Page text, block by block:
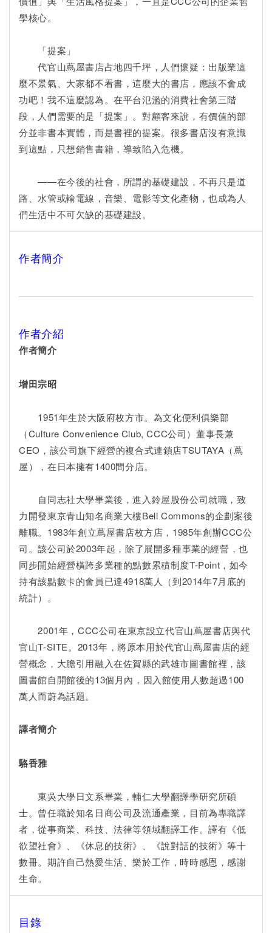
學核心。
「提案」
代官山蔦屋書店占地四千坪，人們懷疑：出版業這
麼不景氣、大家都不看書，這麼大的書店，應該不會成
功吧！我不這麼認為。在平台氾濫的消費社會第三階
段，人們需要的是「提案」。對顧客來說，有價值的部
分並非書本實體，而是書裡的提案。很多書店沒有意識
到這點，只想銷售書籍，導致陷入危機。
——在今後的社會，所謂的基礎建設，不再只是道
路、水管或輸電線，音樂、電影等文化產物，也成為人
們生活中不可欠缺的基礎建設。
作者簡介
作者介紹
作者簡介
增田宗昭
1951年生於大阪府枚方市。為文化便利俱樂部
（Culture Convenience Club, CCC公司）董事長兼
CEO，該公司旗下經營的複合式連鎖店TSUTAYA（蔦
屋），在日本擁有1400間分店。
自同志社大學畢業後，進入鈴屋股份公司就職，致
力開發東京青山知名商業大樓Bell Commons的企劃案後
離職。1983年創立蔦屋書店枚方店，1985年創辦CCC公
司。該公司於2003年起，除了展開多種事業的經營，也
同步開始經營橫跨多業種的點數累積制度T-Point，如今
持有該點數卡的會員已達4918萬人（到2014年7月底的
統計）。
2001年，CCC公司在東京設立代官山蔦屋書店與代
官山T-SITE。2013年，將原本用於代官山蔦屋書店的經
營概念，大膽引用融入在佐賀縣的武雄市圖書館裡，該
圖書館自開館後的13個月內，因入館使用人數超過100
萬人而蔚為話題。
譯者簡介
駱香雅
東吳大學日文系畢業，輔仁大學翻譯學研究所碩
士。曾任職於知名日商公司及流通產業，目前為專職譯
者，從事商業、科技、法律等領域翻譯工作。譯有《低
欲望社會》、《休息的技術》、《說對話的技術》等十
數冊。期許自己熱愛生活、樂於工作，時時感恩，感謝
生命。
目錄